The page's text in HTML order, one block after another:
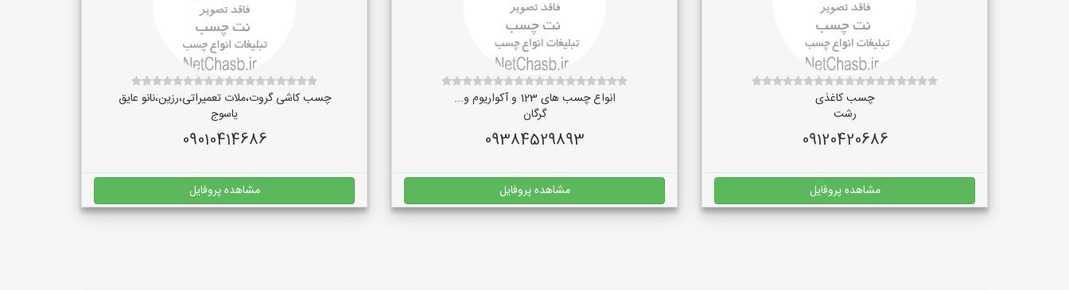
چسب کاغذی
رشت
09120420686
مشاهده پروفایل
انواع چسب های 123 و آکواریوم و...
گرگان
09384529893
مشاهده پروفایل
چسب کاشی گروت،ملات تعمیراتی،رزین،نانو عایق
یاسوج
09010414686
مشاهده پروفایل